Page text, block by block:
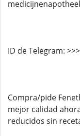
ID de Telegram:
Compra/pide
mejor calidad
reducidos sin